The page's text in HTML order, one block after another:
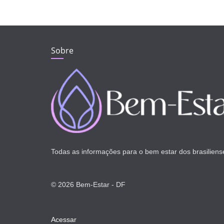
Sobre
Todas as informações para o bem estar dos
© 2026 Bem-Estar - DF
Acessar